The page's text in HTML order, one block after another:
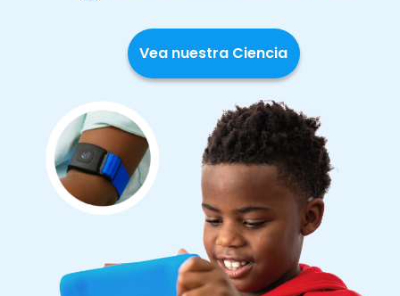
Vea nuestra Ciencia